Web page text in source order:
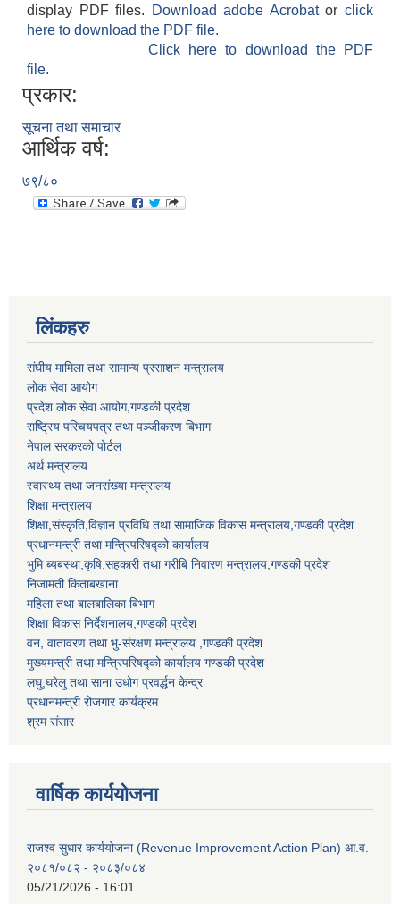
display PDF files.
Download adobe Acrobatorclick
here to download the PDF file.
Click here to download the PDF
file.
प्रकार:
सूचना तथा समाचार
आर्थिक वर्ष:
७९/८०
लिंकहरु
संघीय मामिला तथा सामान्य प्रसाशन मन्त्रालय
लोक सेवा आयोग
प्रदेश लोक सेवा आयोग,गण्डकी प्रदेश
राष्ट्रिय परिचयपत्र तथा पञ्जीकरण बिभाग
नेपाल सरकरको पोर्टल
अर्थ मन्त्रालय
स्वास्थ्य तथा जनसंख्या मन्त्रालय
शिक्षा मन्त्रालय
शिक्षा,संस्कृति,विज्ञान प्रविधि तथा सामाजिक विकास मन्त्रालय,गण्डकी प्रदेश
प्रधानमन्त्री तथा मन्त्रिपरिषद्को कार्यालय
भुमि ब्यबस्था,कृषि,सहकारी तथा गरीबि निवारण मन्त्रालय,गण्डकी प्रदेश
निजामती किताबखाना
महिला तथा बालबालिका बिभाग
शिक्षा विकास निर्देशनालय,गण्डकी प्रदेश
वन, वातावरण तथा भु-संरक्षण मन्त्रालय ,गण्डकी प्रदेश
मुख्यमन्त्री तथा मन्त्रिपरिषद्को कार्यालय गण्डकी प्रदेश
लघु,घरेलु तथा साना उधोग प्रवर्द्धन केन्द्र
प्रधानमन्त्री रोजगार कार्यक्रम
श्रम संसार
वार्षिक कार्ययोजना
राजश्व सुधार कार्ययोजना (Revenue Improvement Action Plan) आ.व.
२०८१/०८२ - २०८३/०८४
05/21/2026 - 16:01